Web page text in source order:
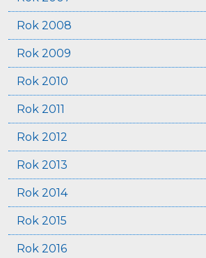
Rok 2008
Rok 2009
Rok 2010
Rok 2011
Rok 2012
Rok 2013
Rok 2014
Rok 2015
Rok 2016